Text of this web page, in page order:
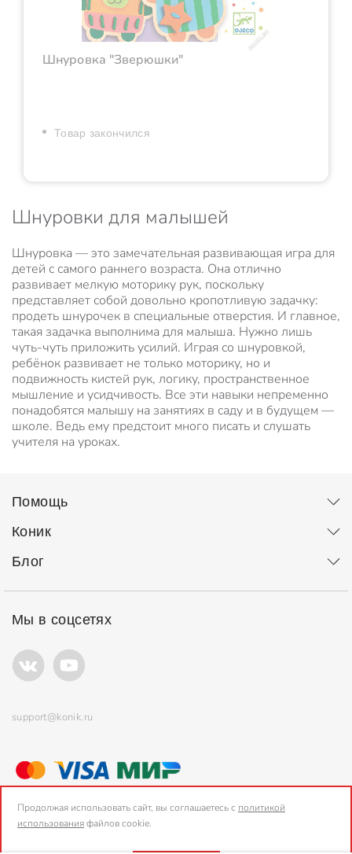
Шнуровка "Зверюшки"
Товар закончился
Шнуровки для малышей
Шнуровка — это замечательная развивающая игра для
детей с самого раннего возраста. Она отлично
развивает мелкую моторику рук, поскольку
представляет собой довольно кропотливую задачку:
продеть шнурочек в специальные отверстия. И главное,
такая задачка выполнима для малыша. Нужно лишь
чуть-чуть приложить усилий. Играя со шнуровкой,
ребёнок развивает не только моторику, но и
подвижность кистей рук, логику, пространственное
мышление и усидчивость. Все эти навыки непременно
понадобятся малышу на занятиях в саду и в будущем —
школе. Ведь ему предстоит много писать и слушать
учителя на уроках.
Помощь
Коник
Блог
Мы в соцсетях
support@konik.ru
2006-2026, Konik.ru
Продолжая использовать сайт, вы соглашаетесь с политикой
использованияфайлов cookie.